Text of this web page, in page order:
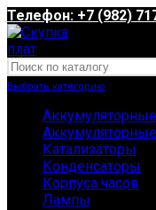
Телефон: +7 (982)
Выбрать категорию
Катализаторы
Конденсаторы
Корпуса часов
Лампы